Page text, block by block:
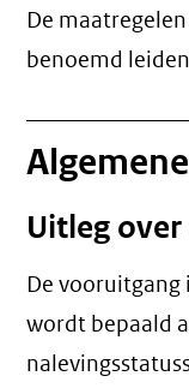
De
benoemd
Uitleg
De
wordt bepaald